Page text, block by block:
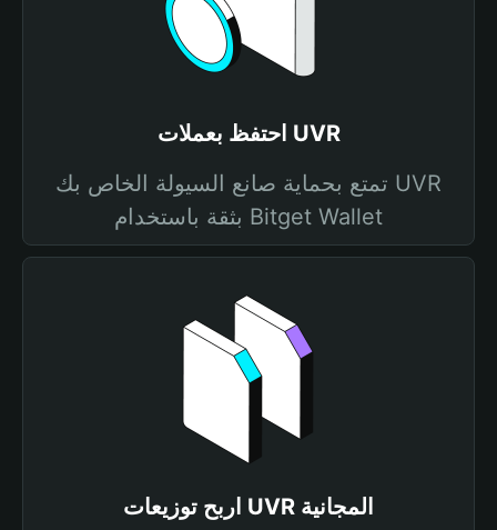
احتفظ بعملات UVR
تمتع بحماية صانع السيولة الخاص بك UVR
بثقة باستخدام Bitget Wallet
اربح توزيعات UVR المجانية